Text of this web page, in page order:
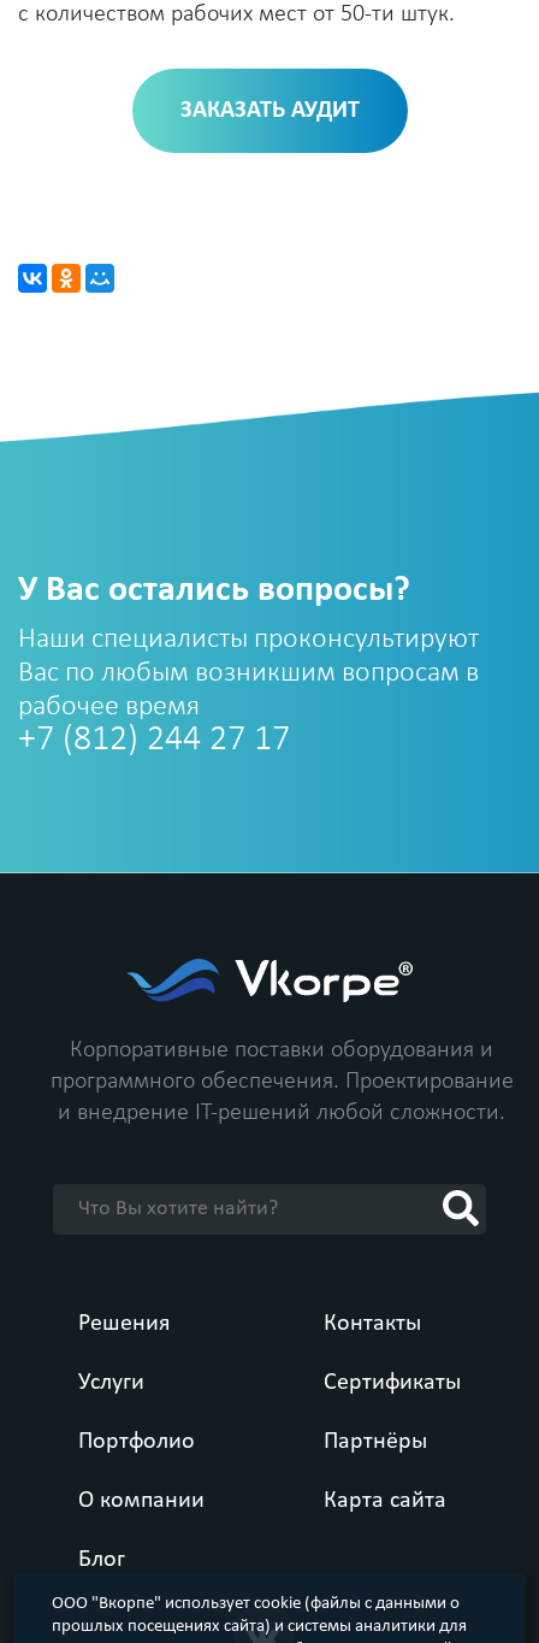
с количеством рабочих мест от 50-ти штук.
ЗАКАЗАТЬ АУДИТ
У Вас остались вопросы?
Наши специалисты проконсультируют
Вас по любым возникшим вопросам в
рабочее время
+7 (812) 244 27 17
Корпоративные поставки оборудования и
программного обеспечения. Проектирование
и внедрение IT-решений любой сложности.
Решения
Услуги
Портфолио
О компании
Блог
Контакты
Сертификаты
Партнёры
Карта сайта
ООО "Вкорпе" использует cookie (файлы с данными о
прошлых посещениях сайта) и системы аналитики для